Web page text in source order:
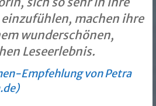
machen ihre
wunderschönen,
Leseerlebnis.
Empfehlung von Petra